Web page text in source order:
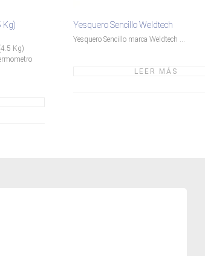
Kg)
Kg)
Yesquero Sencillo Weldtech
Yesquero Sencillo marca Weldtech ...
LEER MÁS